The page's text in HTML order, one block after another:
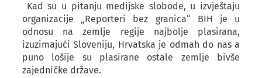
Kad su u pitanju medijske slobode, u izvještaju
organizacije „Reporteri bez granica“ BIH je u
odnosu na zemlje regije najbolje plasirana,
izuzimajući Sloveniju, Hrvatska je odmah do nas a
puno lošije su plasirane ostale zemlje bivše
zajedničke države.